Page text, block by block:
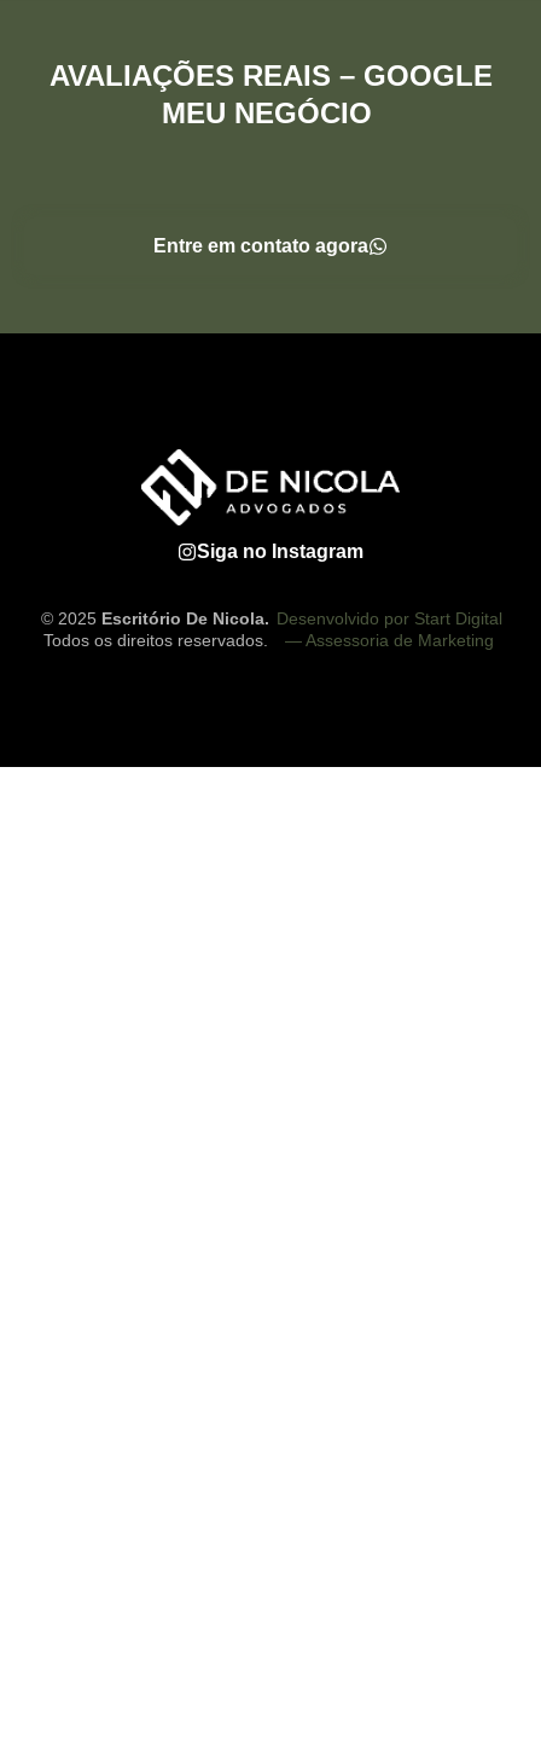
AVALIAÇÕES REAIS – GOOGLE
MEU NEGÓCIO ​
Entre em contato agora
Siga no Instagram
© 2025 Escritório De Nicola.
Todos os direitos reservados.
Desenvolvido por Start Digital
— Assessoria de Marketing